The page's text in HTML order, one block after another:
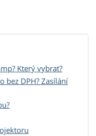
Který vybrat?
bez DPH? Zasílání